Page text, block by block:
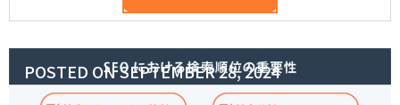
POSTED ONSEPTEMBER 28, 2024